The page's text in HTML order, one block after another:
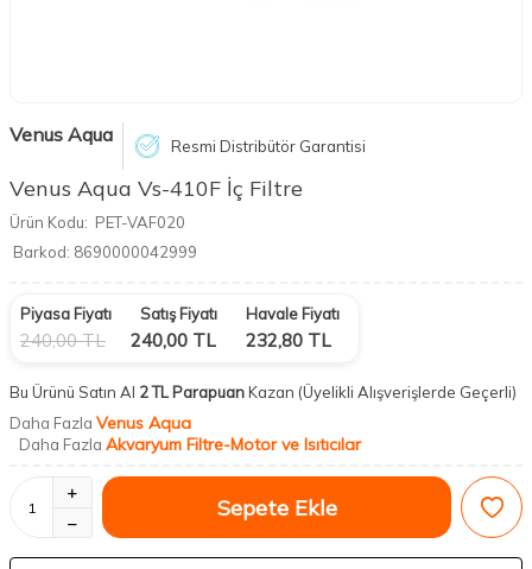
Venus Aqua Resmi Distribütör Garantisi
Venus Aqua Vs-410F İç Filtre
Ürün Kodu: PET-VAF020
Barkod: 8690000042999
Piyasa Fiyatı
240,00TL
Satış Fiyatı
240,00 TL
Havale Fiyatı
232,80 TL
Bu Ürünü Satın Al 2 TL ParapuanKazan (Üyelikli Alışverişlerde Geçerli)
Daha Fazla Venus Aqua
Daha Fazla Akvaryum Filtre-Motor ve Isıtıcılar
Sepete Ekle